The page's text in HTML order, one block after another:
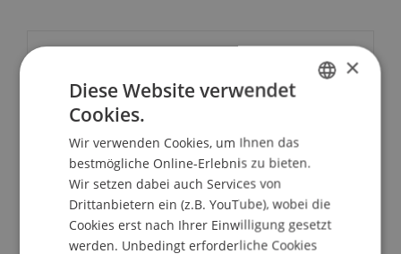
School/Professur:
Kommunikation und Marketing
Kontakt
×
Diese Website verwendet
Cookies.
Wir verwenden Cookies, um Ihnen das
bestmögliche Online-Erlebnis zu bieten.
Wir setzen dabei auch Services von
Drittanbietern ein (z.B. YouTube), wobei die
Cookies erst nach Ihrer Einwilligung gesetzt
werden. Unbedingt erforderliche Cookies